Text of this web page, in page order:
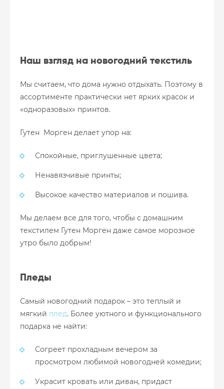
Наш взгляд на новогодний текстиль
Мы считаем, что дома нужно отдыхать. Поэтому в
ассортименте практически нет ярких красок и
«одноразовых» принтов.
Гутен Морген делает упор на:
Спокойные, приглушенные цвета;
Ненавязчивые принты;
Высокое качество материалов и пошива.
Мы делаем все для того, чтобы с домашним
текстилем Гутен Морген даже самое морозное
утро было добрым!
Пледы
Самый новогодний подарок – это теплый и
мягкий плед. Более уютного и функционального
подарка не найти:
Согреет прохладным вечером за
просмотром любимой новогодней комедии;
Украсит кровать или диван, придаст